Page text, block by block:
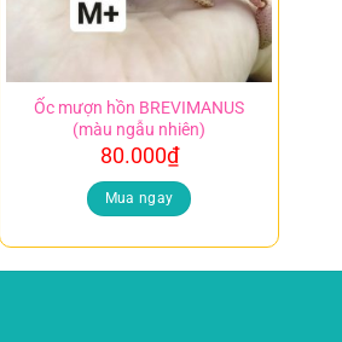
Ốc mượn hồn BREVIMANUS
(màu ngẫu nhiên)
80.000₫
Mua ngay